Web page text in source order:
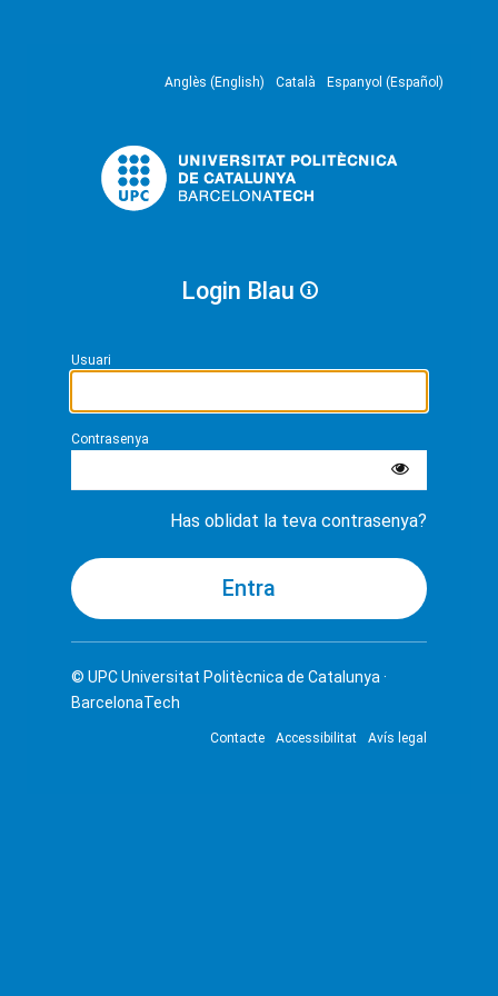
Anglès (English) Català Espanyol (Español)
Login Blau
Usuari
Contrasenya
Has oblidat la teva contrasenya?
© UPCUniversitat Politècnica de Catalunya ·
BarcelonaTech
Contacte Accessibilitat Avís legal